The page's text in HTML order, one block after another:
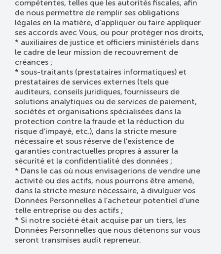
compétentes, telles que les autorités fiscales, afin
de nous permettre de remplir ses obligations
légales en la matière, d’appliquer ou faire appliquer
ses accords avec Vous, ou pour protéger nos droits,
* auxiliaires de justice et officiers ministériels dans
le cadre de leur mission de recouvrement de
créances ;
* sous-traitants (prestataires informatiques) et
prestataires de services externes (tels que
auditeurs, conseils juridiques, fournisseurs de
solutions analytiques ou de services de paiement,
sociétés et organisations spécialisées dans la
protection contre la fraude et la réduction du
risque d’impayé, etc.), dans la stricte mesure
nécessaire et sous réserve de l’existence de
garanties contractuelles propres à assurer la
sécurité et la confidentialité des données ;
* Dans le cas où nous envisagerions de vendre une
activité ou des actifs, nous pourrons être amené,
dans la stricte mesure nécessaire, à divulguer vos
Données Personnelles à l’acheteur potentiel d'une
telle entreprise ou des actifs ;
* Si notre société était acquise par un tiers, les
Données Personnelles que nous détenons sur vous
seront transmises audit repreneur.